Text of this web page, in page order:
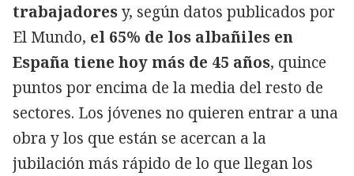
trabajadoresy, según datos publicados por
El Mundo, el 65% de los albañiles en
España tiene hoy más de 45 años, quince
puntos por encima de la media del resto de
sectores. Los jóvenes no quieren entrar a una
obra y los que están se acercan a la
jubilación más rápido de lo que llegan los